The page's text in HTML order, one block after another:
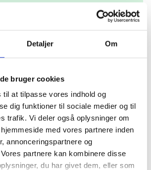
Detaljer Om
bruger cookies
til at tilpasse vores indhold og
dig funktioner til sociale medier og til
trafik. Vi deler også oplysninger om
med vores partnere inden
annonceringspartnere og
partnere kan kombinere disse
du har givet dem, eller som
del af Undervisningsministeriets
også omfatter udviklingen af
som faglighed og
Forsøgsprogrammet har to formål:
videns- og erfaringsbaseret grundlag
beslutning om indførelse af
som faglighed i folkeskolens
undervisning.
kapacitet og kompetencer til at
og undervise i teknologiforståelse i